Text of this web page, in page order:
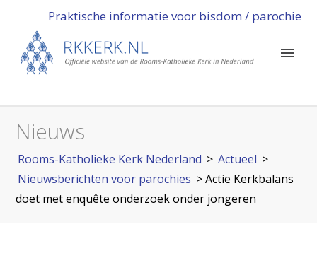
Praktische informatie voor bisdom / parochie
Nieuws
Rooms-Katholieke Kerk Nederland > Actueel >
Nieuwsberichten voor parochies >Actie Kerkbalans
doet met enquête onderzoek onder jongeren